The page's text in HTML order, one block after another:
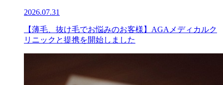
2026.07.31
【薄毛、抜け毛でお悩みのお客様】AGAメディカルク
リニックと提携を開始しました